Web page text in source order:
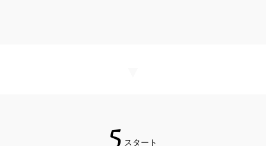
5 スタート